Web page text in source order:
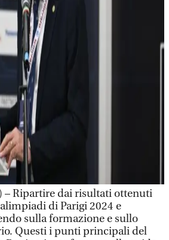
– Ripartire dai risultati ottenuti
di Parigi 2024 e
sulla formazione e sullo
Questi i punti principali del